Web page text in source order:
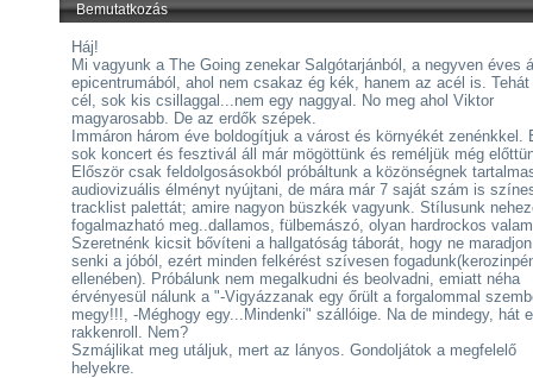
Bemutatkozás
Háj!
Mi vagyunk a The Going zenekar Salgótarjánból, a negyven éves
epicentrumából, ahol nem csakaz ég kék, hanem az acél is.
cél, sok kis csillaggal...nem egy naggyal. No meg ahol Viktor
magyarosabb. De az erdők szépek.
Immáron három éve boldogítjuk a várost és környékét zenénkkel.
sok koncert és fesztivál áll már mögöttünk és reméljük még
Először csak feldolgosásokból próbáltunk a közönségnek
audiovizuális élményt nyújtani, de mára már 7 saját szám is
tracklist palettát; amire nagyon büszkék vagyunk. Stílusunk
fogalmazható meg..dallamos, fülbemászó, olyan hardrockos
Szeretnénk kicsit bővíteni a hallgatóság táborát, hogy ne
senki a jóból, ezért minden felkérést szívesen
ellenében). Próbálunk nem megalkudni és beolvadni, emiatt néha
érvényesül nálunk a "-Vigyázzanak egy őrült a forgalommal
megy!!!, -Méghogy egy...Mindenki" szállóige. Na de mindegy, hát
rakkenroll. Nem?
Szmájlikat meg utáljuk, mert az lányos. Gondoljátok a megfelelő
helyekre.